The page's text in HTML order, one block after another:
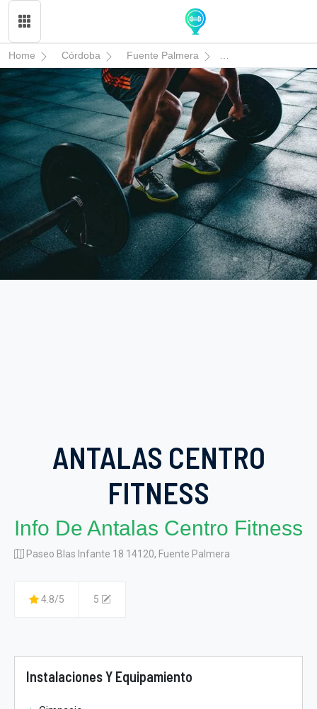
Home Córdoba Fuente Palmera Antalas Centro
ANTALAS CENTRO
FITNESS
Info De Antalas Centro Fitness
Paseo Blas Infante 18 14120, Fuente Palmera
4.8/5 5
Instalaciones Y Equipamiento